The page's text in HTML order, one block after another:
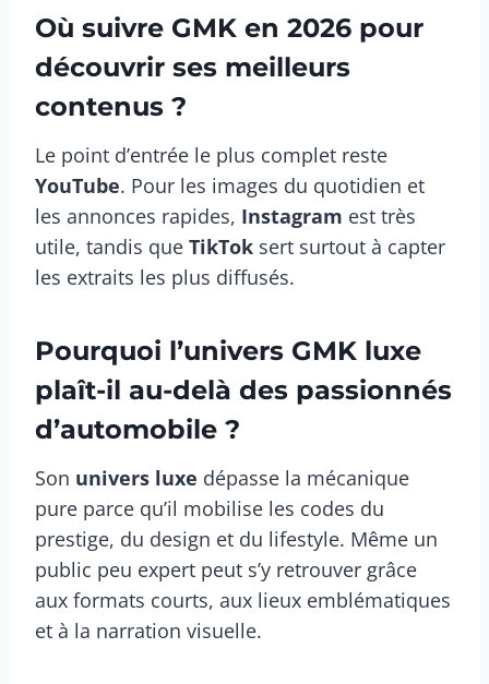
Où suivre GMK en 2026 pour
découvrir ses meilleurs
contenus ?
Le point d’entrée le plus complet reste
YouTube. Pour les images du quotidien et
les annonces rapides, Instagram est très
utile, tandis que TikTok sert surtout à capter
les extraits les plus diffusés.
Pourquoi l’univers GMK luxe
plaît-il au-delà des passionnés
d’automobile ?
Son univers luxe dépasse la mécanique
pure parce qu’il mobilise les codes du
prestige, du design et du lifestyle. Même un
public peu expert peut s’y retrouver grâce
aux formats courts, aux lieux emblématiques
et à la narration visuelle.